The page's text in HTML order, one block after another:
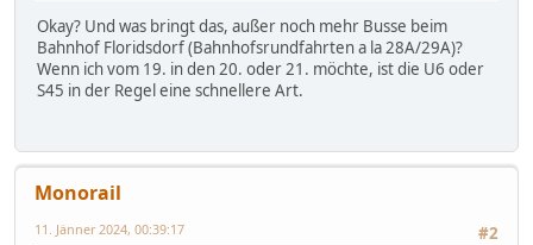
Okay? Und was bringt das, außer noch mehr Busse beim
Bahnhof Floridsdorf (Bahnhofsrundfahrten a la 28A/29A)?
Wenn ich vom 19. in den 20. oder 21. möchte, ist die U6 oder
S45 in der Regel eine schnellere Art.
Monorail
#2
11. Jänner 2024, 00:39:17